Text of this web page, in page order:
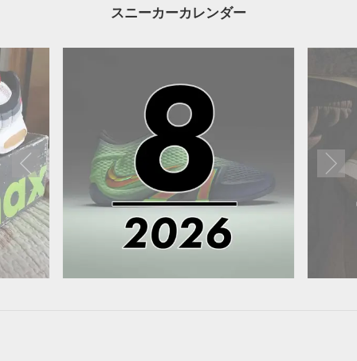
スニーカーカレンダー